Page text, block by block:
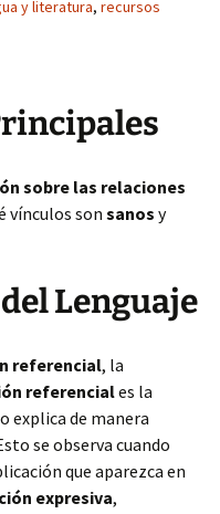
y literatura, recursos
sobre las relaciones
vínculos son sanos y
Lenguaje
referencial, la
referenciales la
explica de manera
se observa cuando
que aparezca en
expresiva,